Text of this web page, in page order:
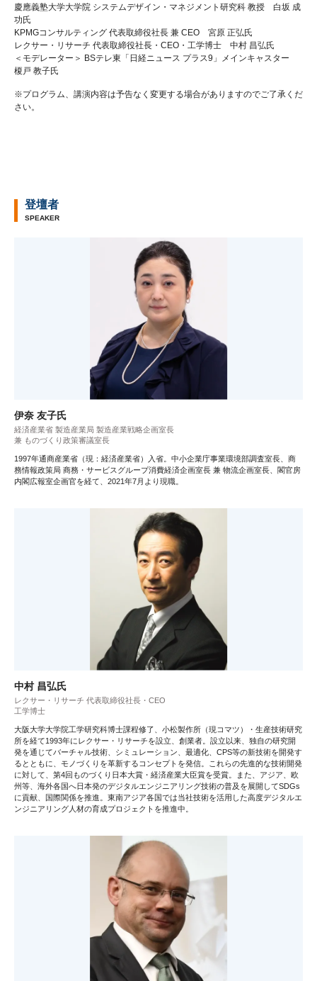
慶應義塾大学大学院 システムデザイン・マネジメント研究科 教授 白坂 成
功氏
KPMGコンサルティング 代表取締役社長 兼 CEO 宮原 正弘氏
レクサー・リサーチ 代表取締役社長・CEO・工学博士 中村 昌弘氏
＜モデレーター＞ BSテレ東「日経ニュース プラス9」メインキャスター
榎戸 教子氏
※プログラム、講演内容は予告なく変更する場合がありますのでご了承くだ
さい。
登壇者
SPEAKER
伊奈 友子氏
経済産業省 製造産業局 製造産業戦略企画室長
兼 ものづくり政策審議室長
1997年通商産業省（現：経済産業省）入省。中小企業庁事業環境部調査室長、商
務情報政策局 商務・サービスグループ消費経済企画室長 兼 物流企画室長、閣官房
内閣広報室企画官を経て、2021年7月より現職。
中村 昌弘氏
レクサー・リサーチ 代表取締役社長・CEO
工学博士
大阪大学大学院工学研究科博士課程修了、小松製作所（現コマツ）・生産技術研究
所を経て1993年にレクサー・リサーチを設立、創業者。設立以来、独自の研究開
発を通じてバーチャル技術、シミュレーション、最適化、CPS等の新技術を開発す
るとともに、モノづくりを革新するコンセプトを発信。これらの先進的な技術開発
に対して、第4回ものづくり日本大賞・経済産業大臣賞を受賞。また、アジア、欧
州等、海外各国へ日本発のデジタルエンジニアリング技術の普及を展開してSDGs
に貢献、国際関係を推進。東南アジア各国では当社技術を活用した高度デジタルエ
ンジニアリング人材の育成プロジェクトを推進中。